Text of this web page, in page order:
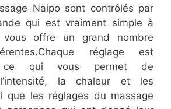
Naipo sont contrôlés par
qui est vraiment simple à
offre un grand nombre
réglage est
ce qui vous permet de
l’intensité, la chaleur et les
que les réglages du massage